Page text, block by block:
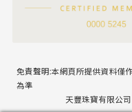
免責聲明:本網頁所提供資料僅
為準
天豐珠寶有限公